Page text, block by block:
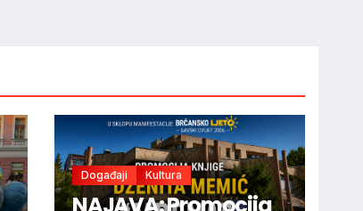
Događaji Kultura
NAJAVA: Promocija